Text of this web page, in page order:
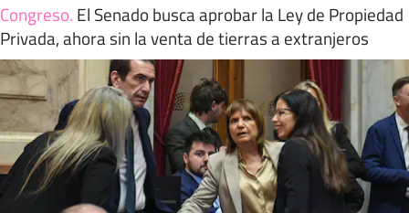
Congreso. El Senado busca aprobar la Ley de Propiedad
Privada, ahora sin la venta de tierras a extranjeros